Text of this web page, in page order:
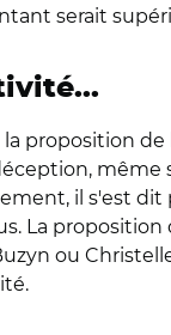
serait
proposition
même
il s'est
La
ou